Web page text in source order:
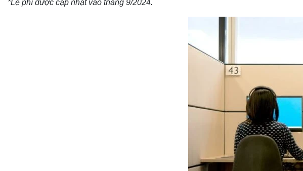
*Lệ phí được cập nhật vào tháng 9/2024.